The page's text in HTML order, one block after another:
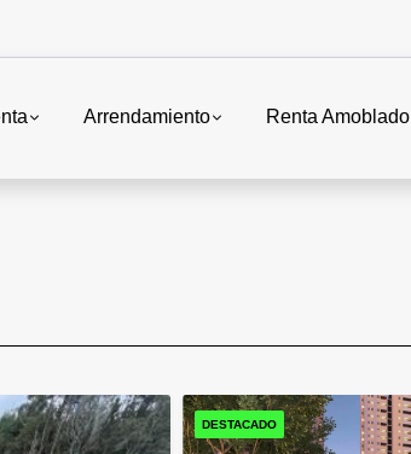
Arrendamiento Renta Amoblado
DESTACADO